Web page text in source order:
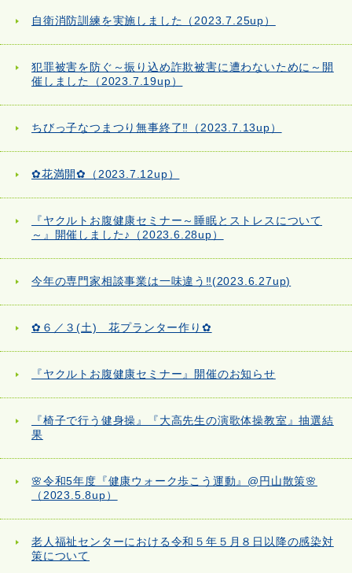
自衛消防訓練を実施しました（2023.7.25up）
犯罪被害を防ぐ～振り込め詐欺被害に遭わないために～開
催しました（2023.7.19up）
ちびっ子なつまつり無事終了‼（2023.7.13up）
✿花満開✿（2023.7.12up）
『ヤクルトお腹健康セミナー～睡眠とストレスについて
～』開催しました♪（2023.6.28up）
今年の専門家相談事業は一味違う‼(2023.6.27up)
✿６／３(土) 花プランター作り✿
『ヤクルトお腹健康セミナー』開催のお知らせ
『椅子で行う健身操』『大高先生の演歌体操教室』抽選結
果
🌸令和5年度『健康ウォーク歩こう運動』@円山散策🌸
（2023.5.8up）
老人福祉センターにおける令和５年５月８日以降の感染対
策について